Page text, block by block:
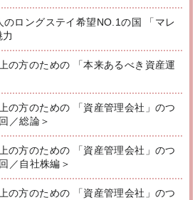
ロングステイ希望NO.1の国 「マレ
の方のための 「本来あるべき資産運
の方のための 「資産管理会社」のつ
／総論＞
の方のための 「資産管理会社」のつ
／自社株編＞
の方のための 「資産管理会社」のつ